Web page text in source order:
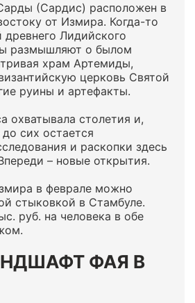
(Сардис) расположен в
от Измира. Когда-то
Лидийского
размышляют о былом
храм Артемиды,
церковь Святой
руины и артефакты.
охватывала столетия и,
сих остается
и раскопки здесь
– новые открытия.
в феврале можно
стыковкой в Стамбуле.
руб. на человека в обе
ФАЯ В